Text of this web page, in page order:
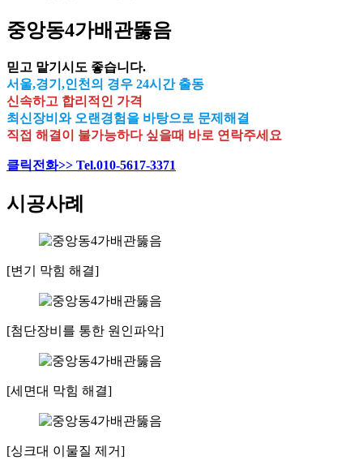
중앙동4가배관뚫음
믿고 맡기시도 좋습니다.
서울,경기,인천의 경우 24시간 출동
신속하고 합리적인 가격
최신장비와 오랜경험을 바탕으로 문제해결
직접 해결이 불가능하다 싶을때 바로 연락주세요
클릭전화>> Tel.010-5617-3371
시공사례
[변기 막힘 해결]
[첨단장비를 통한 원인파악]
[세면대 막힘 해결]
[싱크대 이물질 제거]